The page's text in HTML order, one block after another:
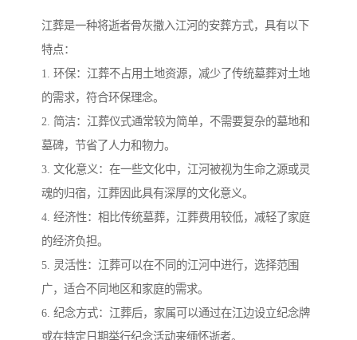
江葬是一种将逝者骨灰撒入江河的安葬方式，具有以下
特点：
1. 环保：江葬不占用土地资源，减少了传统墓葬对土地
的需求，符合环保理念。
2. 简洁：江葬仪式通常较为简单，不需要复杂的墓地和
墓碑，节省了人力和物力。
3. 文化意义：在一些文化中，江河被视为生命之源或灵
魂的归宿，江葬因此具有深厚的文化意义。
4. 经济性：相比传统墓葬，江葬费用较低，减轻了家庭
的经济负担。
5. 灵活性：江葬可以在不同的江河中进行，选择范围
广，适合不同地区和家庭的需求。
6. 纪念方式：江葬后，家属可以通过在江边设立纪念牌
或在特定日期举行纪念活动来缅怀逝者。